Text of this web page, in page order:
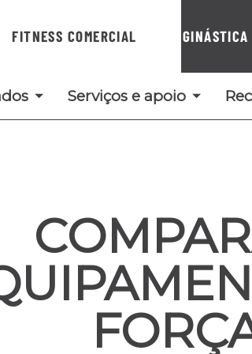
FITNESS COMERCIAL GINÁSTICA
Serviços e apoio